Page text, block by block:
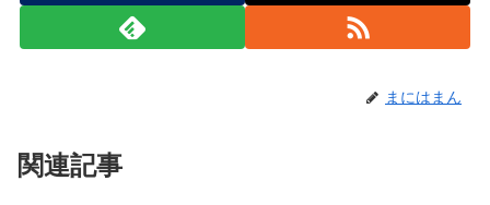
まにはまん
関連記事